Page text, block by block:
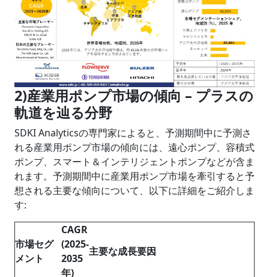
2)産業用ポンプ市場の傾向 – プラスの
軌道を辿る分野
SDKI Analyticsの専門家によると、予測期間中に予測さ
れる産業用ポンプ市場の傾向には、遠心ポンプ、容積式
ポンプ、スマート＆インテリジェントポンプなどが含ま
れます。予測期間中に産業用ポンプ市場を牽引すると予
想される主要な傾向について、以下に詳細をご紹介しま
す:
市場セグ
メント
CAGR
(2025-
2035
年)
主要な成長要因